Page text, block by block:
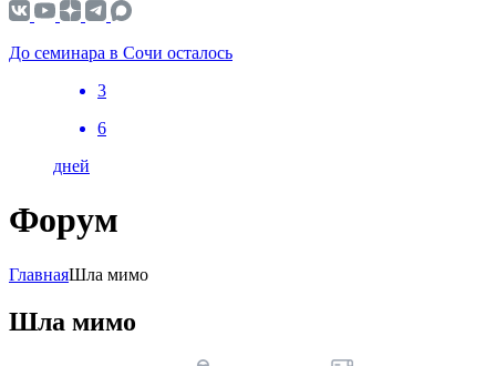
До семинара в Сочи осталось
3
6
дней
Форум
ГлавнаяШла мимо
Шла мимо